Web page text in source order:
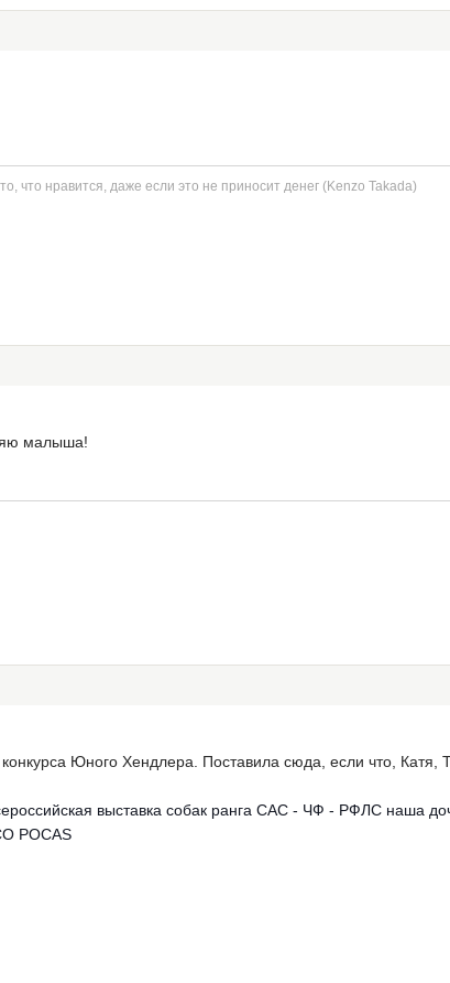
что нравится, даже если это не приносит денег (Kenzo Takada)
малыша!
конкурса Юного Хендлера. Поставила сюда, если что, Катя,
выставка собак ранга САС - ЧФ - РФЛС наша
POCAS